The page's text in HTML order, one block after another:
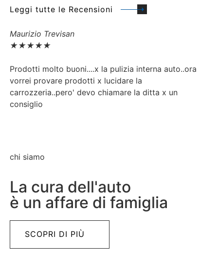
Leggi tutte le Recensioni
Maurizio Trevisan
★★★★★
Prodotti molto buoni....x la pulizia interna auto..ora
vorrei provare prodotti x lucidare la
carrozzeria..pero' devo chiamare la ditta x un
consiglio
chi siamo
La cura dell'auto
è un affare di famiglia
SCOPRI DI PIÙ